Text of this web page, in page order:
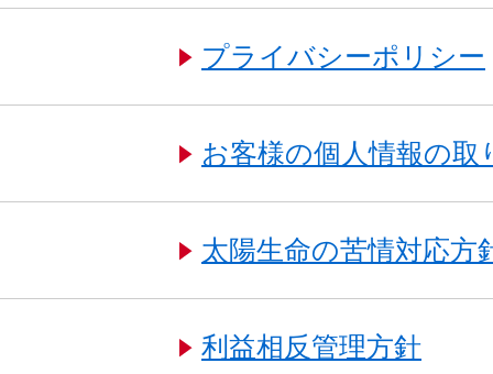
プライバシーポリシー
お客様の個人情報の
太陽生命の苦情対応方
利益相反管理方針